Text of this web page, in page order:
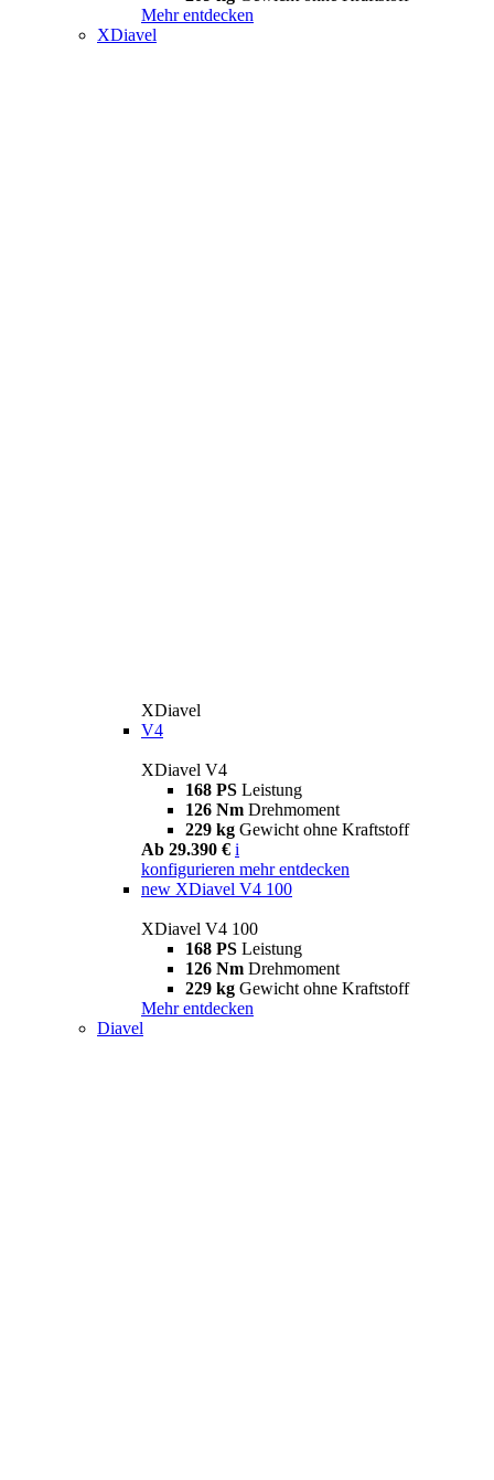
Mehr entdecken
XDiavel
XDiavel
V4
XDiavel V4
168 PS Leistung
126 Nm Drehmoment
229 kg Gewicht ohne Kraftstoff
Ab 29.390 € i
konfigurieren mehr entdecken
new XDiavel V4 100
XDiavel V4 100
168 PS Leistung
126 Nm Drehmoment
229 kg Gewicht ohne Kraftstoff
Mehr entdecken
Diavel